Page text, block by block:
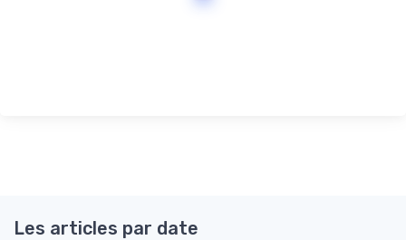
Les articles par date